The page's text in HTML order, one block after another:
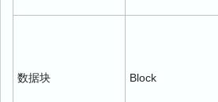
数据块 Block